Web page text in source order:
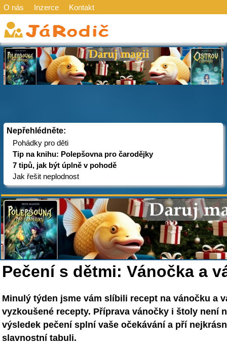
O nás Inzerce Kontakt
Nepřehlédněte:
Pohádky pro děti
Tip na knihu: Polepšovna pro čarodějky
7 tipů, jak být úplně v pohodě
Jak řešit neplodnost
Pečení s dětmi: Vánočka a
Minulý týden jsme vám slíbili recept na vánočku a
vyzkoušené recepty. Příprava vánočky i štoly není
výsledek pečení splní vaše očekávání a pří
slavnostní tabuli.